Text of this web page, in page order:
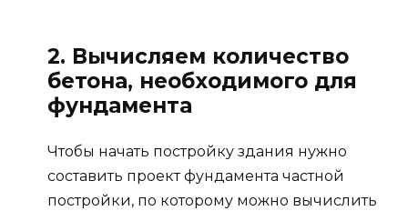
2. Вычисляем количество
бетона, необходимого для
фундамента
Чтобы начать постройку здания нужно
составить проект фундамента частной
постройки, по которому можно вычислить